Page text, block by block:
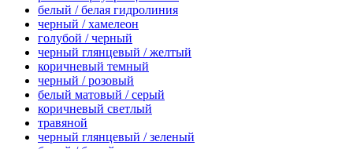
белый / белая гидролиния
черный / хамелеон
голубой / черный
черный глянцевый / желтый
коричневый темный
черный / розовый
белый матовый / серый
коричневый светлый
травяной
черный глянцевый / зеленый